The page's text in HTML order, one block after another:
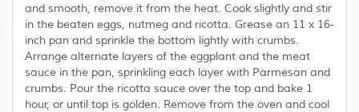
and smooth, remove it from the heat. Cook slightly and stir
in the beaten eggs, nutmeg and ricotta. Grease an 11 x 16-
inch pan and sprinkle the bottom lightly with crumbs.
Arrange alternate layers of the eggplant and the meat
sauce in the pan, sprinkling each layer with Parmesan and
crumbs. Pour the ricotta sauce over the top and bake 1
hour, or until top is golden. Remove from the oven and cool